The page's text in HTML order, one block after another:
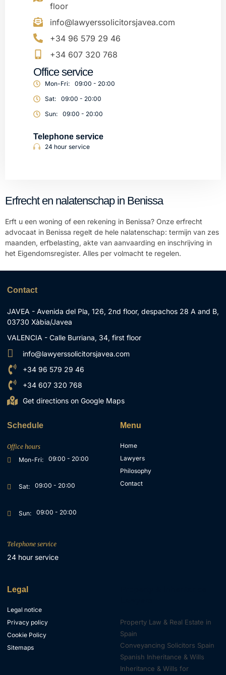
floor
info@lawyerssolicitorsjavea.com
+34 96 579 29 46
+34 607 320 768
Office service
Mon-Fri:
09:00 - 20:00
Sat:
09:00 - 20:00
Sun:
09:00 - 20:00
Telephone service
24 hour service
Erfrecht en nalatenschap in Benissa
Erft u een woning of een rekening in Benissa? Onze erfrecht
advocaat in Benissa regelt de hele nalatenschap: termijn van zes
maanden, erfbelasting, akte van aanvaarding en inschrijving in
het Eigendomsregister. Alles per volmacht te regelen.
Contact
JAVEA - Avenida del Pla, 126, 2nd floor, despachos 28 A and B,
03730 Xàbia/Javea
VALENCIA - Calle Burriana, 34, first floor
info@lawyerssolicitorsjavea.com
+34 96 579 29 46
+34 607 320 768
Get directions on Google Maps
Schedule
Office hours
Mon-Fri:
09:00 - 20:00
Sat: 09:00 - 20:00
Sun: 09:00 - 20:00
Telephone service
24 hour service
Menu
Home
Lawyers
Philosophy
Contact
Legal
Legal notice
Privacy policy
Cookie Policy
Sitemaps
Property Law & Real Estate in
Spain
Conveyancing Solicitors Spain
Spanish Inheritance & Wills
Inheritance & Wills for